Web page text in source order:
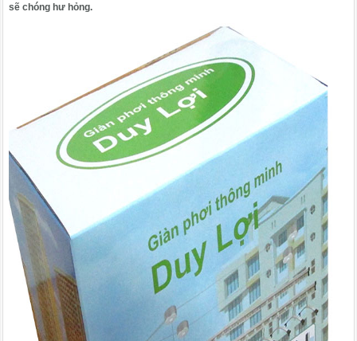
sẽ chóng hư hỏng.